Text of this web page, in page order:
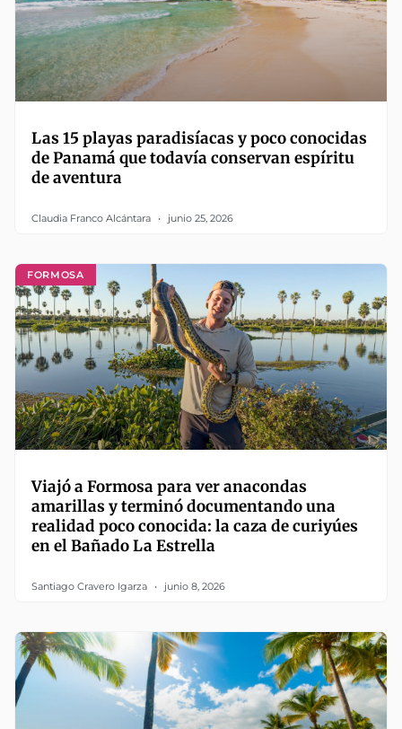
Las 15 playas paradisíacas y poco conocidas
de Panamá que todavía conservan espíritu
de aventura
Claudia Franco Alcántara junio 25, 2026
FORMOSA
Viajó a Formosa para ver anacondas
amarillas y terminó documentando una
realidad poco conocida: la caza de curiyúes
en el Bañado La Estrella
Santiago Cravero Igarza junio 8, 2026